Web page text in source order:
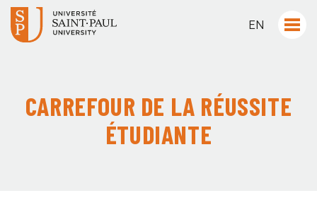
EN
CARREFOUR DE LA RÉUSSITE
ÉTUDIANTE